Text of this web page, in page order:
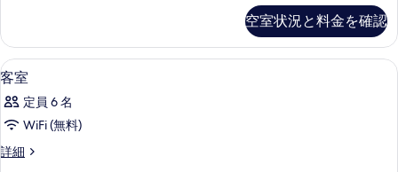
み
条
件
の
写
真
を
表
示
細
空室状況と料金を確認
客
室
の
す
べ
高級寝具、セーフティボックス (室内
13
客室
定員 6 名
WiFi (無料)
詳細
客